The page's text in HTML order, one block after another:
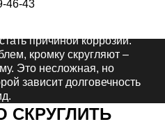
46-43
металл почти всегда имеет
причиной коррозии.
кромку скругляют –
Это несложная, но
зависит долговечность
СКРУГЛИТЬ